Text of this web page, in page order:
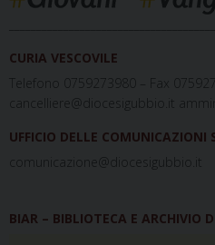
CURIA VESCOVILE
Telefono 0759273980 – Fax
cancelliere@diocesigubbio.it
UFFICIO DELLE COMUNICAZIONI
comunicazione@diocesigubbio.it
BIAR – BIBLIOTECA E ARCHIVIO